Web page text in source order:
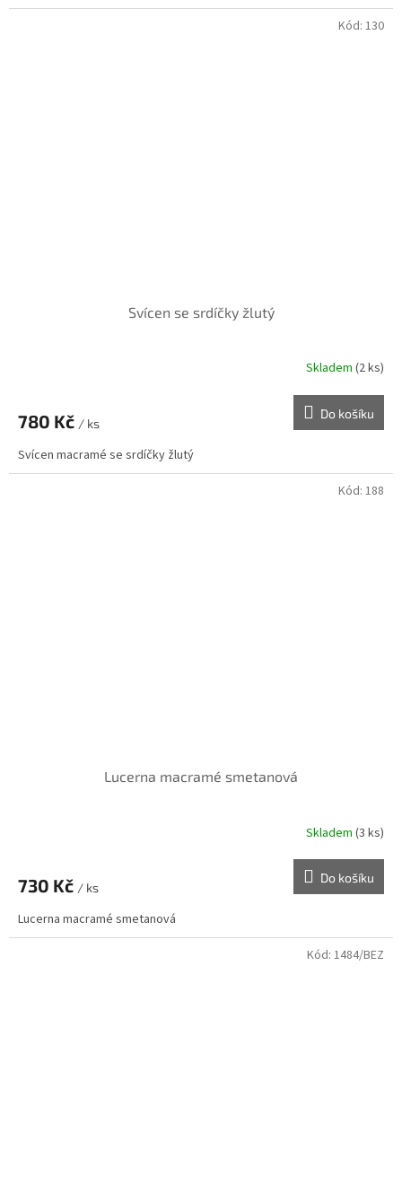
Svícen se srdíčky žlutý
Skladem (2 ks)
780 Kč / ks
Do košíku
Svícen macramé se srdíčky žlutý
Kód: 130
Lucerna macramé smetanová
Skladem (3 ks)
730 Kč / ks
Do košíku
Lucerna macramé smetanová
Kód: 188
Kód: 1484/BEZ